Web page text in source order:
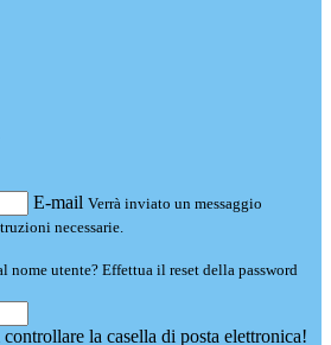
E-mail Verrà inviato un messaggio
necessarie.
nome utente? Effettua il reset della password
la casella di posta elettronica!